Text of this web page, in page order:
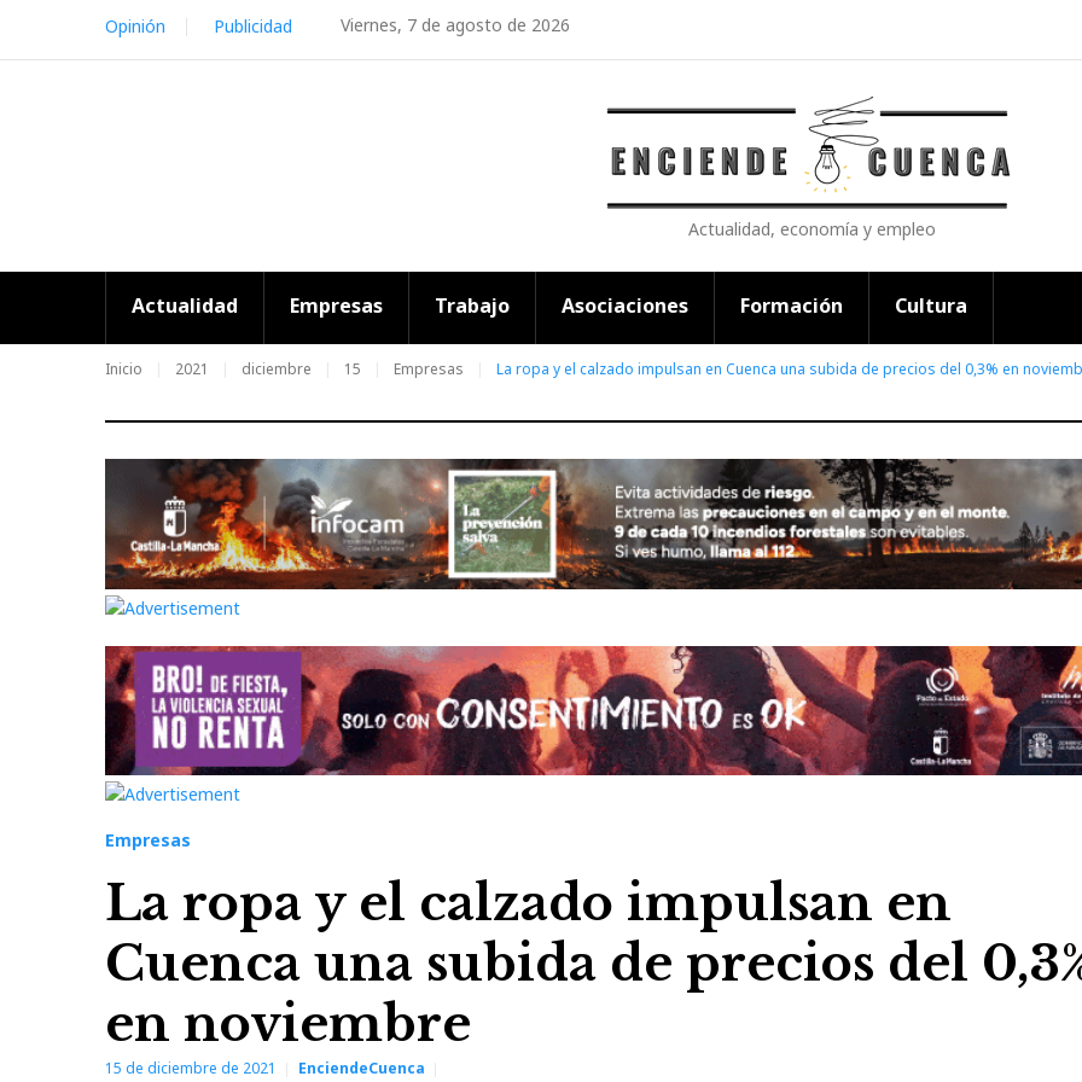
content
Viernes, 7 de agosto de 2026
Opinión Publicidad
Actualidad, economía y empleo
Actualidad Empresas Trabajo Asociaciones Formación Cultura
Inicio 2021 diciembre 15 Empresas La ropa y el calzado impulsan en Cuenca una subida de precios del 0,3% en
Empresas
La ropa y el calzado impulsan en
Cuenca una subida de precios del
en noviembre
15 de diciembre de 2021 EnciendeCuenca